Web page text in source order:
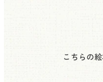
こちらの